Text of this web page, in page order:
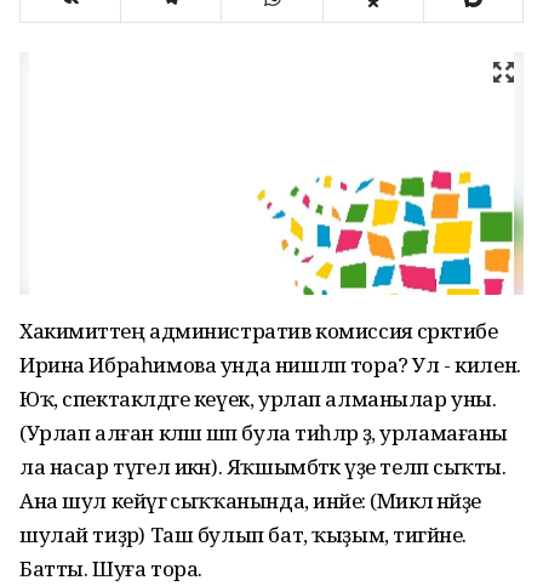
Хакимиәттең административ комиссия сәркәтибе
Ирина Ибраһимова унда нишләп тора? Ул - килен.
Юҡ, спектаклдәге кеүек, урлап алманылар уны.
(Урлап алған кәләш шәп була тиһәләр ҙә, урламағаны
ла насар түгел икән). Яҡшымбәткә үҙе теләп сыҡты.
Ана шул кейәүгә сыҡҡанында, инәйе: (Миәкәлә әнәйҙе
шулай тиҙәр) Таш булып бат, ҡыҙым, тигәйне.
Батты. Шуға тора.